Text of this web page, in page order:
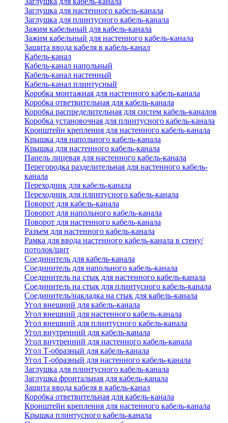
Заглушка для настенного кабель-канала
Заглушка для плинтусного кабель-канала
Зажим кабельный для кабель-канала
Зажим кабельный для настенного кабель-канала
Защита ввода кабеля в кабель-канал
Кабель-канал
Кабель-канал напольный
Кабель-канал настенный
Кабель-канал плинтусный
Коробка монтажная для настенного кабель-канала
Коробка ответвительная для кабель-канала
Коробка распределительная для систем кабель-каналов
Коробка установочная для плинтусного кабель-канала
Кронштейн крепления для настенного кабель-канала
Крышка для напольного кабель-канала
Крышка для настенного кабель-канала
Панель лицевая для настенного кабель-канала
Перегородка разделительная для настенного кабель-
канала
Переходник для кабель-канала
Переходник для плинтусного кабель-канала
Поворот для кабель-канала
Поворот для напольного кабель-канала
Поворот для настенного кабель-канала
Разъем для настенного кабель-канала
Рамка для ввода настенного кабель-канала в стену/
потолок/щит
Соединитель для кабель-канала
Соединитель для напольного кабель-канала
Соединитель на стык для настенного кабель-канала
Соединитель на стык для плинтусного кабель-канала
Соединитель/накладка на стык для кабель-канала
Угол внешний для кабель-канала
Угол внешний для настенного кабель-канала
Угол внешний для плинтусного кабель-канала
Угол внутренний для кабель-канала
Угол внутренний для настенного кабель-канала
Угол Т-образный для кабель-канала
Угол Т-образный для настенного кабель-канала
Заглушка для плинтусного кабель-канала
Заглушка фронтальная для кабель-канала
Защита ввода кабеля в кабель-канал
Коробка ответвительная для кабель-канала
Кронштейн крепления для настенного кабель-канала
Крышка плинтусного кабель-канала